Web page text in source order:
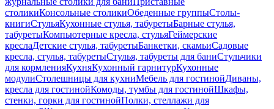
столикиКонсольные столикиОбеденные группыСтолы-
книгиСтульяКухонные стулья, табуретыБарные стулья,
табуретыКомпьютерные кресла, стульяГеймерские
креслаДетские стулья, табуретыБанкетки, скамьиСадовые
кресла, стулья, табуретыСтулья, табуреты для баниСтульчики
для кормленияКухняКухонный гарнитурКухонные
модулиСтолешницы для кухниМебель для гостинойДиваны,
кресла для гостинойКомоды, тумбы для гостинойШкафы,
стенки, горки для гостинойПолки, стеллажи для